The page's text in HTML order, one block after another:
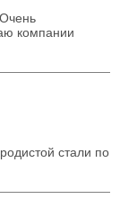
компании
стали по